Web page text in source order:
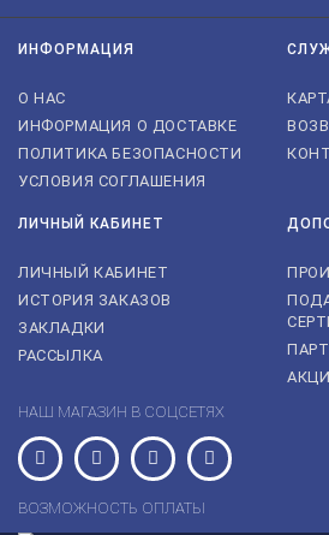
ИНФОРМАЦИЯ
О НАС
ИНФОРМАЦИЯ О ДОСТАВКЕ
ПОЛИТИКА БЕЗОПАСНОСТИ
УСЛОВИЯ СОГЛАШЕНИЯ
ЛИЧНЫЙ КАБИНЕТ
ЛИЧНЫЙ КАБИНЕТ
ИСТОРИЯ ЗАКАЗОВ
ЗАКЛАДКИ
РАССЫЛКА
НАШ МАГАЗИН В СОЦСЕТЯХ
ВОЗМОЖНОСТЬ ОПЛАТЫ